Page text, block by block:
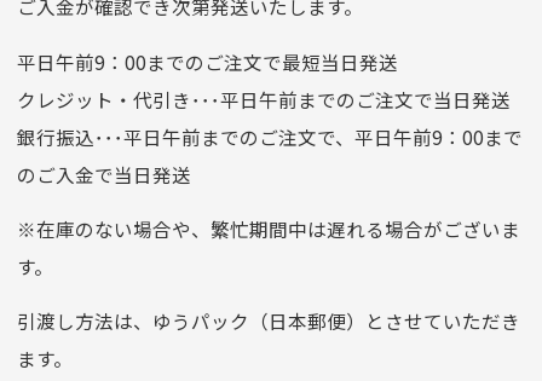
預金種目
普通預金
口座番号
0776226
口座名義
株式会社一条
クレジットカード
選びいただけない場合がございます。
ご入金が確認でき次第発送いたします。
平日午前9：00までのご注文で最短当日発送
クレジット・代引き･･･平日午前までのご注文で当日発送
銀行振込･･･平日午前までのご注文で、平日午前9：00まで
のご入金で当日発送
※在庫のない場合や、繁忙期間中は遅れる場合がございま
す。
引渡し方法は、ゆうパック（日本郵便）とさせていただき
ます。